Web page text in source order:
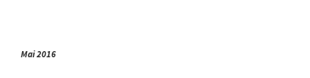
Mai 2016